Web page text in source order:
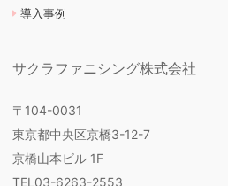
導入事例
サクラファニシング株式会社
〒104-0031
東京都中央区京橋3-12-7
京橋山本ビル 1F
TEL03-6263-2553